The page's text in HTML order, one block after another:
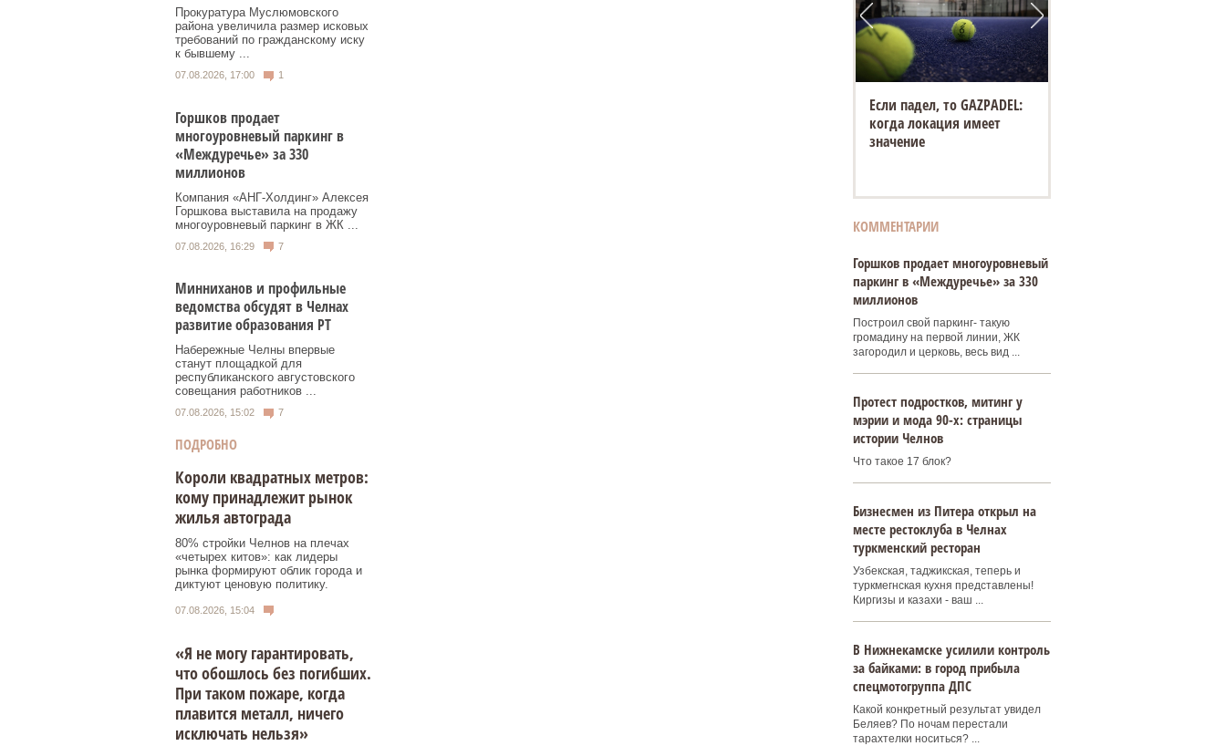
Прокуратура Муслюмовского
района увеличила размер исковых
требований по гражданскому иску
к бывшему ...
07.08.2026, 17:00 1
Горшков продает
многоуровневый паркинг в
«Междуречье» за 330
миллионов
Компания «АНГ-Холдинг» Алексея
Горшкова выставила на продажу
многоуровневый паркинг в ЖК ...
07.08.2026, 16:29 7
Минниханов и профильные
ведомства обсудят в Челнах
развитие образования РТ
Набережные Челны впервые
станут площадкой для
республиканского августовского
совещания работников ...
07.08.2026, 15:02 7
ПОДРОБНО
Короли квадратных метров:
кому принадлежит рынок
жилья автограда
80% стройки Челнов на плечах
«четырех китов»: как лидеры
рынка формируют облик города и
диктуют ценовую политику.
07.08.2026, 15:04
«Я не могу гарантировать,
что обошлось без погибших.
При таком пожаре, когда
плавится металл, ничего
исключать нельзя»
Если падел, то GAZPADEL:
когда локация имеет
значение
КОММЕНТАРИИ
Горшков продает многоуровневый
паркинг в «Междуречье» за 330
миллионов
Построил свой паркинг- такую
громадину на первой линии, ЖК
загородил и церковь, весь вид ...
Протест подростков, митинг у
мэрии и мода 90-х: страницы
истории Челнов
Что такое 17 блок?
Бизнесмен из Питера открыл на
месте рестоклуба в Челнах
туркменский ресторан
Узбекская, таджикская, теперь и
туркмегнская кухня представлены!
Киргизы и казахи - ваш ...
В Нижнекамске усилили контроль
за байками: в город прибыла
спецмотогруппа ДПС
Какой конкретный результат увидел
Беляев? По ночам перестали
тарахтелки носиться? ...